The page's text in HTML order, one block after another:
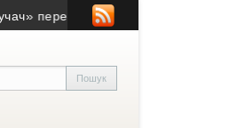
у матчі пам’яті Володимира